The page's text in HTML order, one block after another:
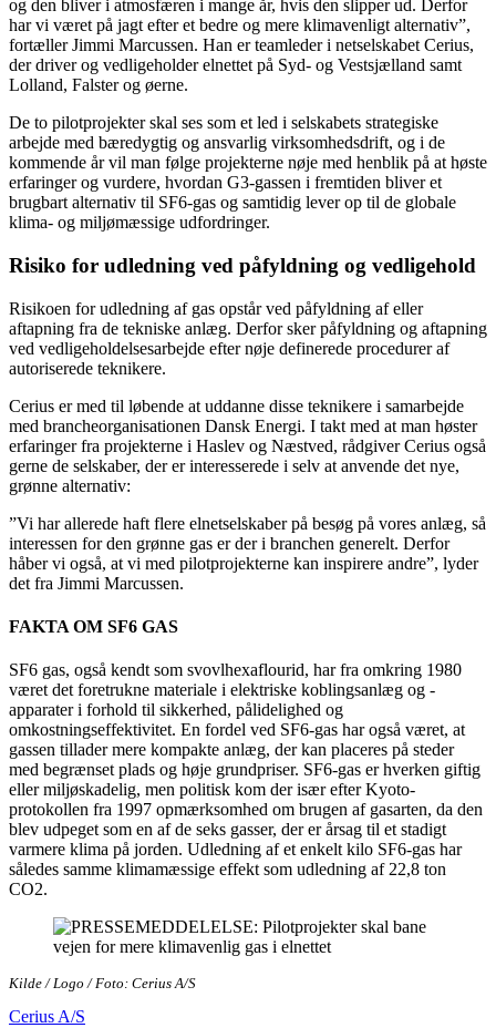
og den bliver i atmosfæren i mange år, hvis den slipper ud. Derfor
har vi været på jagt efter et bedre og mere klimavenligt alternativ”,
fortæller Jimmi Marcussen. Han er teamleder i netselskabet Cerius,
der driver og vedligeholder elnettet på Syd- og Vestsjælland samt
Lolland, Falster og øerne.
De to pilotprojekter skal ses som et led i selskabets strategiske
arbejde med bæredygtig og ansvarlig virksomhedsdrift, og i de
kommende år vil man følge projekterne nøje med henblik på at høste
erfaringer og vurdere, hvordan G3-gassen i fremtiden bliver et
brugbart alternativ til SF6-gas og samtidig lever op til de globale
klima- og miljømæssige udfordringer.
Risiko for udledning ved påfyldning og vedligehold
Risikoen for udledning af gas opstår ved påfyldning af eller
aftapning fra de tekniske anlæg. Derfor sker påfyldning og aftapning
ved vedligeholdelsesarbejde efter nøje definerede procedurer af
autoriserede teknikere.
Cerius er med til løbende at uddanne disse teknikere i samarbejde
med brancheorganisationen Dansk Energi. I takt med at man høster
erfaringer fra projekterne i Haslev og Næstved, rådgiver Cerius også
gerne de selskaber, der er interesserede i selv at anvende det nye,
grønne alternativ:
”Vi har allerede haft flere elnetselskaber på besøg på vores anlæg, så
interessen for den grønne gas er der i branchen generelt. Derfor
håber vi også, at vi med pilotprojekterne kan inspirere andre”, lyder
det fra Jimmi Marcussen.
FAKTA OM SF6 GAS
SF6 gas, også kendt som svovlhexaflourid, har fra omkring 1980
været det foretrukne materiale i elektriske koblingsanlæg og -
apparater i forhold til sikkerhed, pålidelighed og
omkostningseffektivitet. En fordel ved SF6-gas har også været, at
gassen tillader mere kompakte anlæg, der kan placeres på steder
med begrænset plads og høje grundpriser. SF6-gas er hverken giftig
eller miljøskadelig, men politisk kom der især efter Kyoto-
protokollen fra 1997 opmærksomhed om brugen af gasarten, da den
blev udpeget som en af de seks gasser, der er årsag til et stadigt
varmere klima på jorden. Udledning af et enkelt kilo SF6-gas har
således samme klimamæssige effekt som udledning af 22,8 ton
CO2.
Kilde / Logo / Foto: Cerius A/S
Cerius A/S